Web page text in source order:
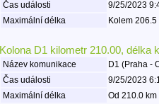
Čas události
9/25/2023
Maximální délka
Kolem
Kolona D1 kilometr 210.00, délka
Název komunikace
D1 (Praha -
Čas události
9/25/2023
Maximální délka
Od 210.0